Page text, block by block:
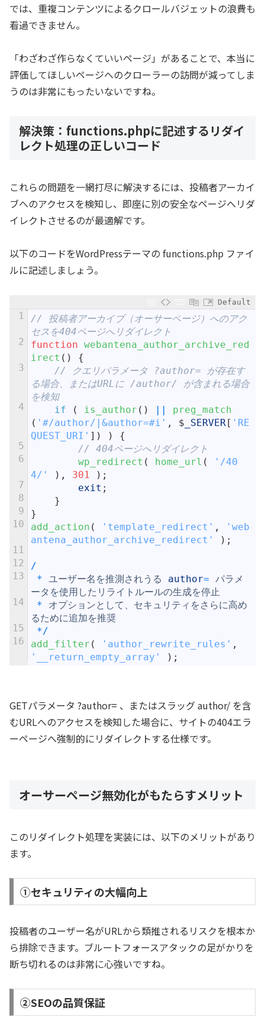
では、重複コンテンツによるクロールバジェットの浪費も
看過できません。
「わざわざ作らなくていいページ」があることで、本当に
評価してほしいページへのクローラーの訪問が減ってしま
うのは非常にもったいないですね。
解決策：functions.phpに記述するリダイ
レクト処理の正しいコード
これらの問題を一網打尽に解決するには、投稿者アーカイ
ブへのアクセスを検知し、即座に別の安全なページへリダ
イレクトさせるのが最適解です。
以下のコードをWordPressテーマの functions.php ファイ
ルに記述しましょう。
Default
1
2
3
4
5
6
7
8
9
10
11
12
13
14
15
16
// 投稿者アーカイブ（オーサーページ）へのアク
セスを404ページへリダイレクト
function webantena_author_archive_red
irect ( )
{
// クエリパラメータ ?author= が存在す
る場合、またはURLに /author/ が含まれる場合
を検知
if
( is_author ( )
preg_match
( '#/author/|&author=#i' , $ _SERVER [ 'RE
QUEST_URI' ] ) )
{
// 404ページへリダイレクト
wp_redirect ( home_url (
'/40
4/'
) , 301 ) ;
exit ;
}
}
add_action ( 'template_redirect' ,
'web
antena_author_archive_redirect'
) ;
/
* ユーザー名を推測されうる author= パラメ
ータを使用したリライトルールの生成を停止
*
オプションとして、セキュリティをさらに高め
るために追加を推奨
*/
add_filter ( 'author_rewrite_rules' ,
'__return_empty_array'
) ;
GETパラメータ ?author= 、またはスラッグ author/ を含
むURLへのアクセスを検知した場合に、サイトの404エラ
ーページへ強制的にリダイレクトする仕様です。
オーサーページ無効化がもたらすメリット
このリダイレクト処理を実装には、以下のメリットがあり
ます。
①セキュリティの大幅向上
投稿者のユーザー名がURLから類推されるリスクを根本か
ら排除できます。ブルートフォースアタックの足がかりを
断ち切れるのは非常に心強いですね。
②SEOの品質保証